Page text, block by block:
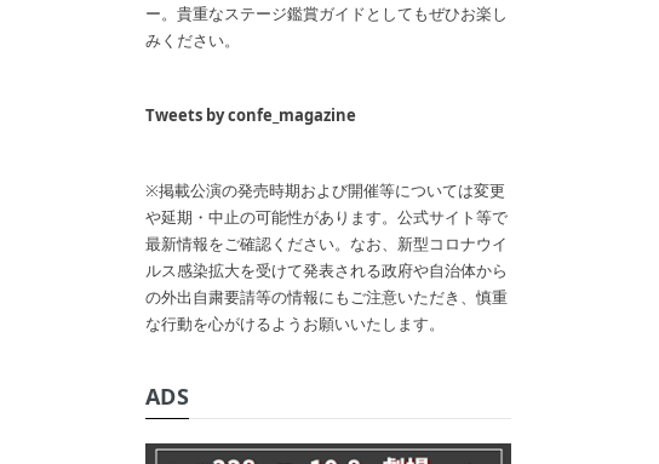
ー。貴重なステージ鑑賞ガイドとしてもぜひお楽し
みください。
Tweets by confe_magazine
※掲載公演の発売時期および開催等については変更
や延期・中止の可能性があります。公式サイト等で
最新情報をご確認ください。なお、新型コロナウイ
ルス感染拡大を受けて発表される政府や自治体から
の外出自粛要請等の情報にもご注意いただき、慎重
な行動を心がけるようお願いいたします。
ADS